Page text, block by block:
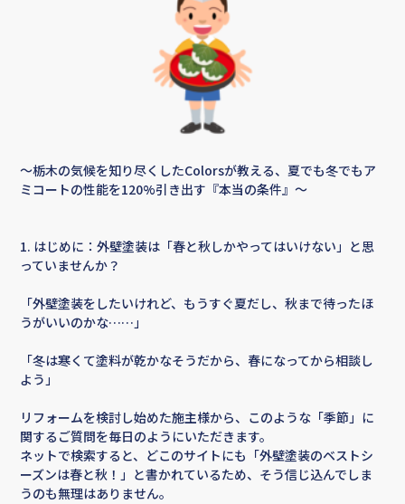
〜栃木の気候を知り尽くしたColorsが教える、夏でも冬でもア
ミコートの性能を120%引き出す『本当の条件』〜
1. はじめに：外壁塗装は「春と秋しかやってはいけない」と思
っていませんか？
「外壁塗装をしたいけれど、もうすぐ夏だし、秋まで待ったほ
うがいいのかな……」
「冬は寒くて塗料が乾かなそうだから、春になってから相談し
よう」
リフォームを検討し始めた施主様から、このような「季節」に
関するご質問を毎日のようにいただきます。
ネットで検索すると、どこのサイトにも「外壁塗装のベストシ
ーズンは春と秋！」と書かれているため、そう信じ込んでしま
うのも無理はありません。